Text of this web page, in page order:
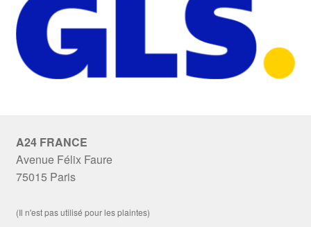
A24 FRANCE
Avenue Félix Faure
75015 Paris
(Il n'est pas utilisé pour les plaintes)